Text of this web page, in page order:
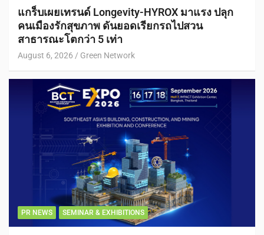
แกร็บเผยเทรนด์ Longevity-HYROX มาแรง ปลุก
คนเมืองรักสุขภาพ ดันยอดเรียกรถไปสวน
สาธารณะโตกว่า 5 เท่า
August 6, 2026 Green Network
PR NEWS SEMINAR & EXHIBITIONS